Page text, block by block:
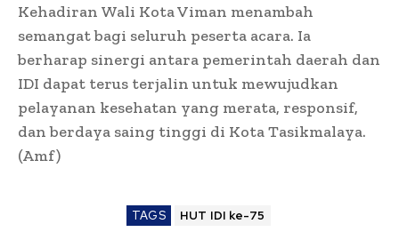
Kehadiran Wali Kota Viman menambah
semangat bagi seluruh peserta acara. Ia
berharap sinergi antara pemerintah daerah dan
IDI dapat terus terjalin untuk mewujudkan
pelayanan kesehatan yang merata, responsif,
dan berdaya saing tinggi di Kota Tasikmalaya.
(Amf)
TAGS HUT IDI ke-75